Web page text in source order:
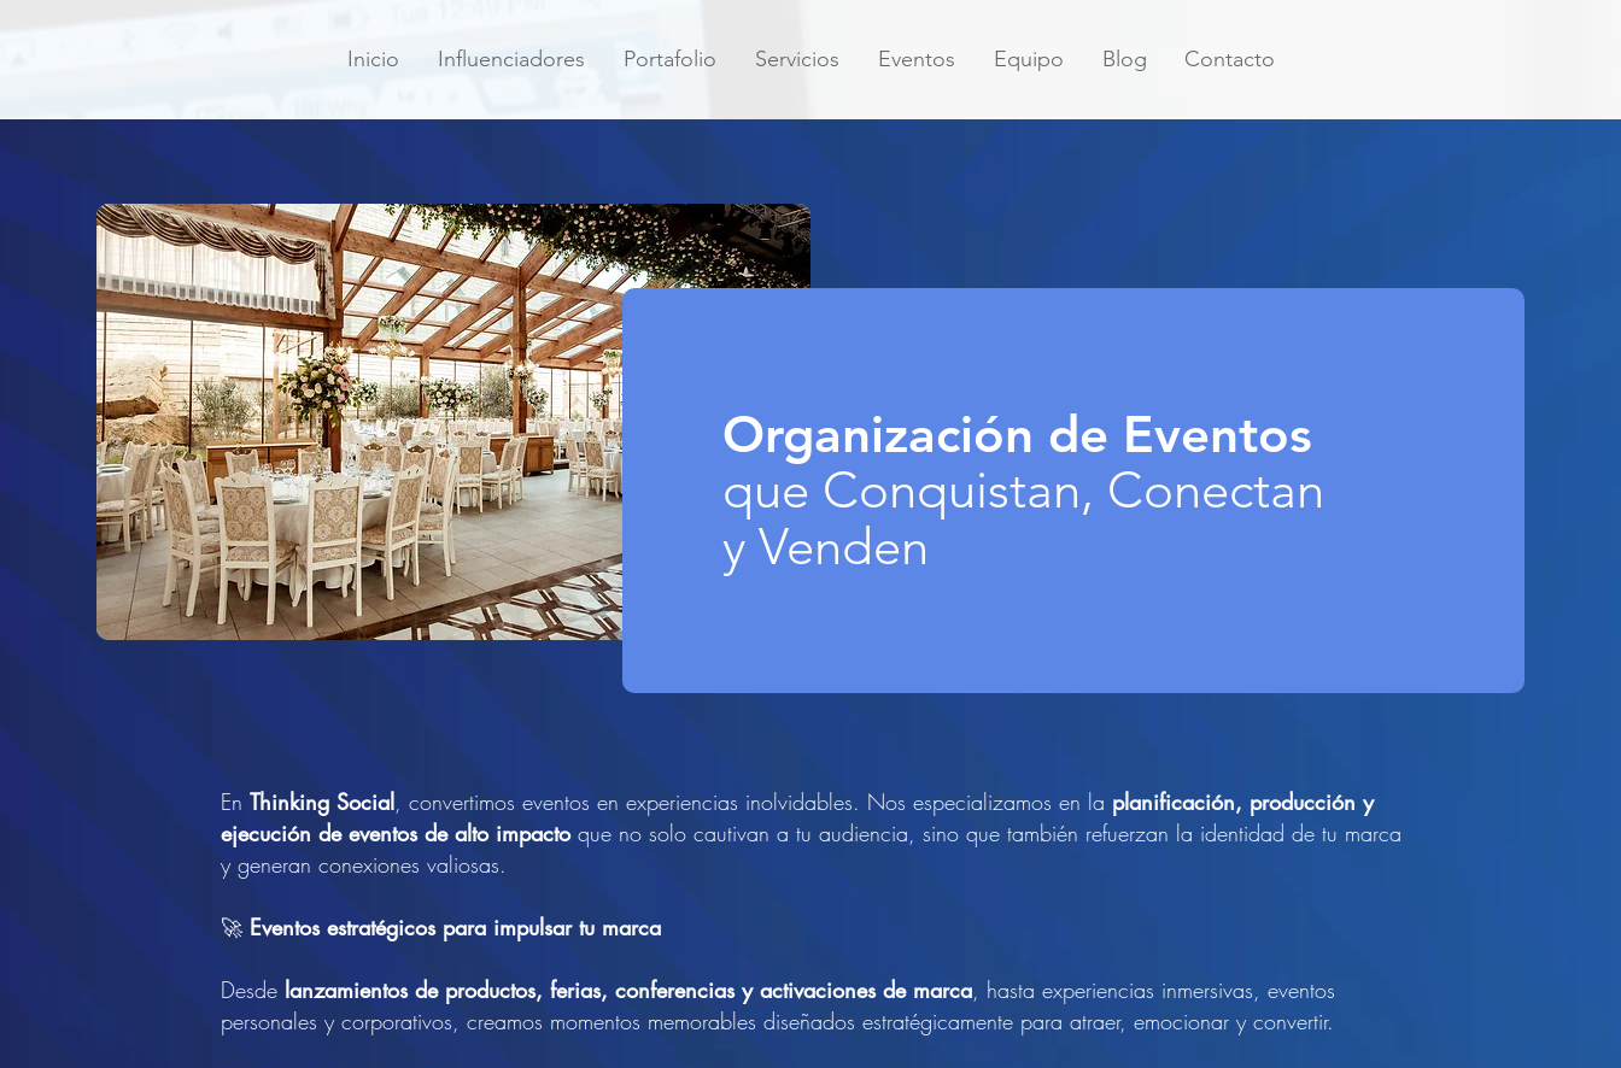
Inicio Influenciadores Portafolio Servicios Eventos Equipo Blog Contacto
Organización de Eventos
que Conquistan, Conectan
y Venden
En Thinking Social, convertimos eventos en experiencias inolvidables. Nos especializamos en la planificación, producción y
ejecución de eventos de alto impactoque no solo cautivan a tu audiencia, sino que también refuerzan la identidad de tu marca
y generan conexiones valiosas.
🚀 Eventos estratégicos para impulsar tu marca
Desde lanzamientos de productos, ferias, conferencias y activaciones de marca, hasta experiencias inmersivas, eventos
personales y corporativos, creamos momentos memorables diseñados estratégicamente para atraer, emocionar y convertir.